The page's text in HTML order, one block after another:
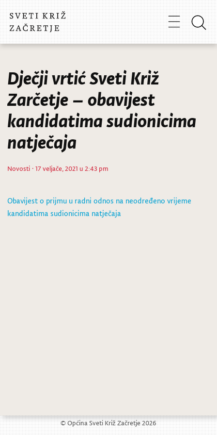
Dječji vrtić Sveti Križ
Zarčetje – obavijest
kandidatima sudionicima
natječaja
Novosti · 17 veljače, 2021 u 2:43 pm
Obavijest o prijmu u radni odnos na neodređeno vrijeme
kandidatima sudionicima natječaja
© Općina Sveti Križ Začretje 2026